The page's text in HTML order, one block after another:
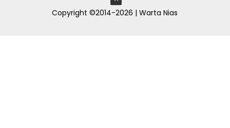
Copyright ©2014-2026 | Warta Nias